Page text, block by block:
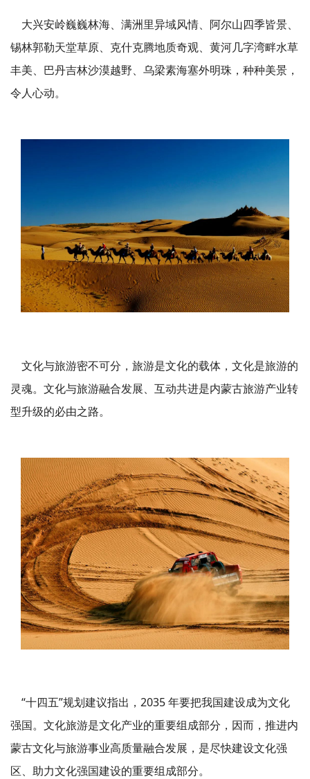
大兴安岭巍巍林海、满洲里异域风情、阿尔山四季皆景、
锡林郭勒天堂草原、克什克腾地质奇观、黄河几字湾畔水草
丰美、巴丹吉林沙漠越野、乌梁素海塞外明珠，种种美景，
令人心动。
文化与旅游密不可分，旅游是文化的载体，文化是旅游的
灵魂。文化与旅游融合发展、互动共进是内蒙古旅游产业转
型升级的必由之路。
“十四五”规划建议指出，2035 年要把我国建设成为文化
强国。文化旅游是文化产业的重要组成部分，因而，推进内
蒙古文化与旅游事业高质量融合发展，是尽快建设文化强
区、助力文化强国建设的重要组成部分。